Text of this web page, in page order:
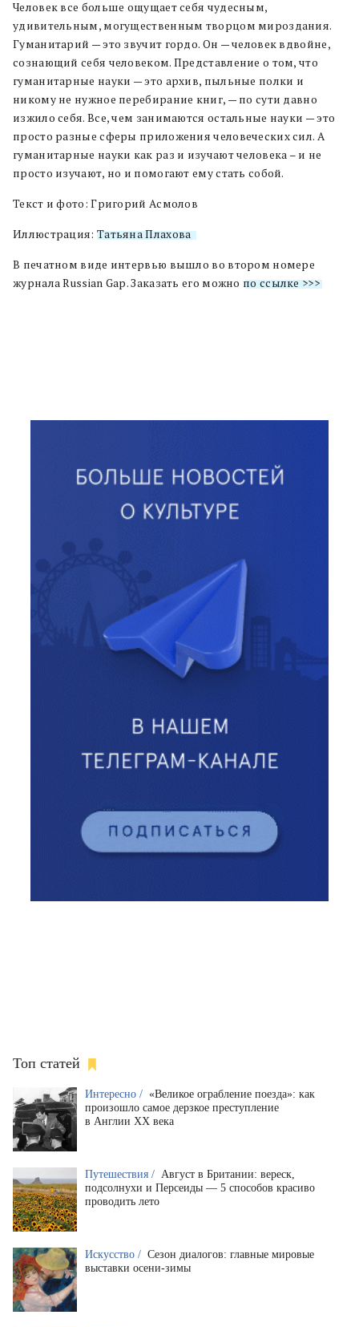
Человек все больше ощущает себя чудесным,
удивительным, могущественным творцом мироздания.
Гуманитарий — это звучит гордо. Он — человек вдвойне,
сознающий себя человеком. Представление о том, что
гуманитарные науки — это архив, пыльные полки и
никому не нужное перебирание книг, — по сути давно
изжило себя. Все, чем занимаются остальные науки — это
просто разные сферы приложения человеческих сил. А
гуманитарные науки как раз и изучают человека – и не
просто изучают, но и помогают ему стать собой.
Текст и фото: Григорий Асмолов
Иллюстрация: Татьяна Плахова
В печатном виде интервью вышло во втором номере
журнала Russian Gap. Заказать его можно по ссылке >>>
Топ статей
Интересно / «Великое ограбление поезда»: как
произошло самое дерзкое преступление
в Англии XX века
Путешествия / Август в Британии: вереск,
подсолнухи и Персеиды — 5 способов красиво
проводить лето
Искусство / Сезон диалогов: главные мировые
выставки осени-зимы